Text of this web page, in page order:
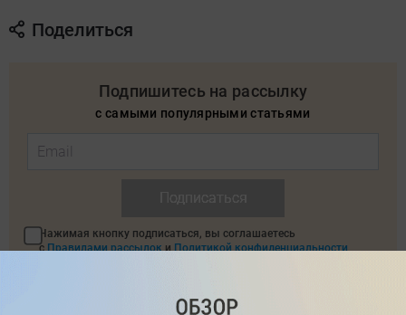
Поделиться
Подпишитесь на рассылку
с самыми популярными статьями
Нажимая кнопку подписаться, вы соглашаетесь
сПравилами рассылокиПолитикой конфиденциальности